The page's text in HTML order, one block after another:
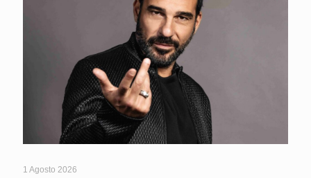
1 Agosto 2026